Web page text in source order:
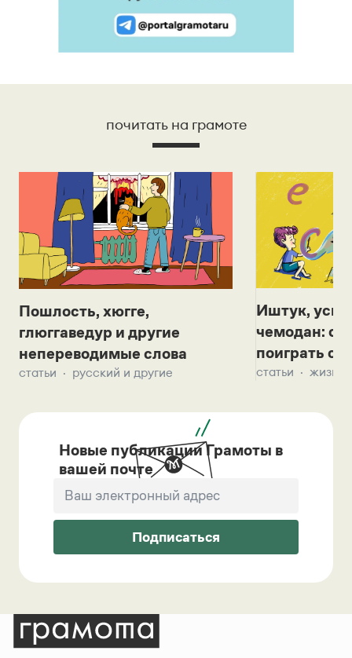
почитать на грамоте
Пошлость, хюгге,
глюггаведур и другие
непереводимые слова
статьи русский и другие
Иштук,
чемодан:
поиграть с
статьи жизнь
Новые публикации Грамоты в
вашей почте
Подписаться